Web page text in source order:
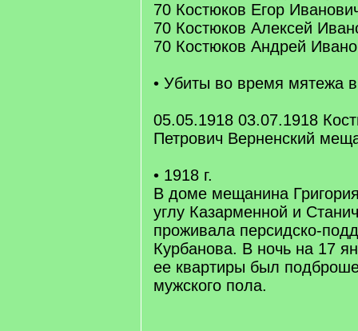
70 Костюков Егор
70 Костюков Алексей
70 Костюков Андрей
• Убиты во время мятежа
05.05.1918 03.07.1918
Петрович Верненский
• 1918 г.
В доме мещанина
углу Казарменной и
проживала персидско-
Курбанова. В ночь на 17
ее квартиры был
мужского пола.